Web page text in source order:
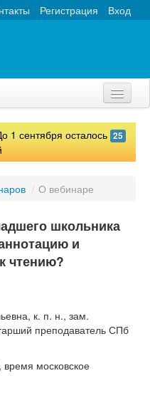
Вход
Регистрация
1 сентября осталось 25
/ О вебинаре
школьника
и
чтению?
к. п. н., зам.
преподаватель СПб
московское